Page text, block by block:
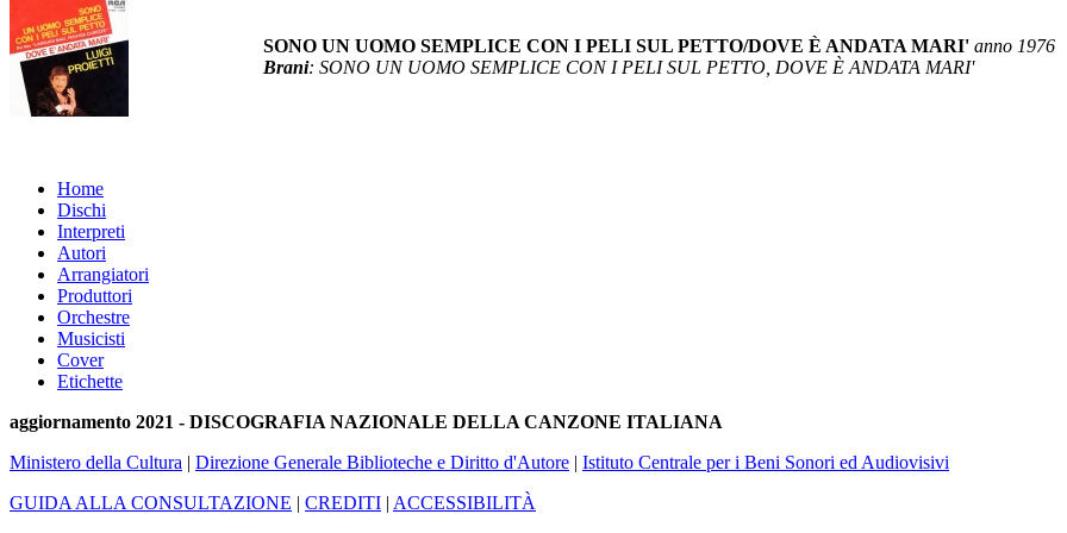
SONO UN UOMO SEMPLICE CON I PELI SUL PETTO/DOVE È ANDATA MARI' anno 1976
Brani: SONO UN UOMO SEMPLICE CON I PELI SUL PETTO, DOVE È ANDATA MARI'
Home
Dischi
Interpreti
Autori
Arrangiatori
Produttori
Orchestre
Musicisti
Cover
Etichette
aggiornamento 2021 - DISCOGRAFIA NAZIONALE DELLA CANZONE ITALIANA
Ministero della Cultura | Direzione Generale Biblioteche e Diritto d'Autore | Istituto Centrale per i Beni Sonori ed Audiovisivi
GUIDA ALLA CONSULTAZIONE | CREDITI | ACCESSIBILITÀ